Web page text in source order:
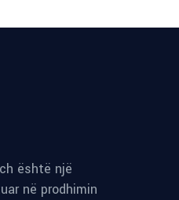
është një
në prodhimin